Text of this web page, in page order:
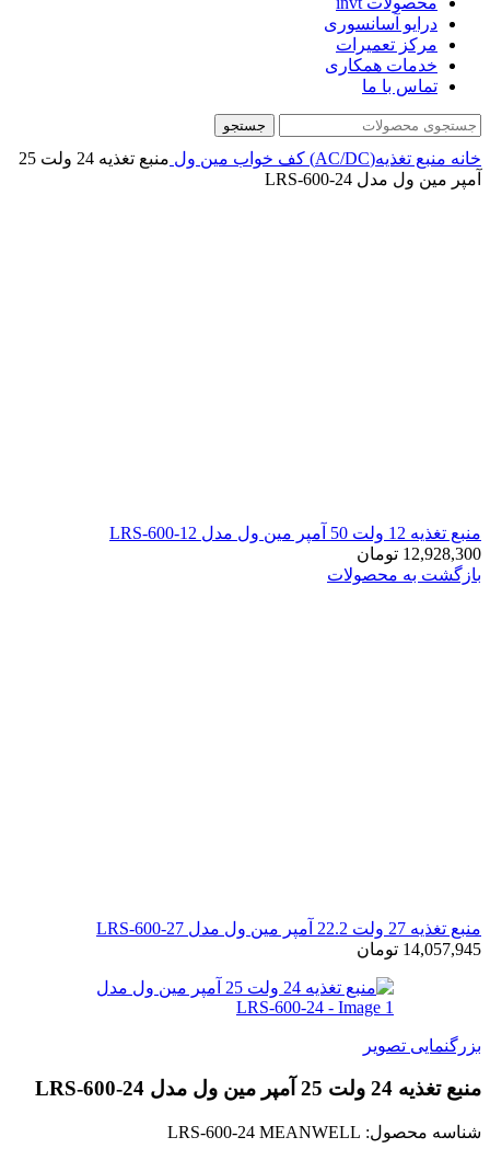
درایو آسانسوری
مرکز تعمیرات
خدمات همکاری
تماس با ما
جستجو
خانه منبع تغذیه(AC/DC) کف خواب مین ول
منبع تغذیه 24 ولت 25
آمپر مین ول مدل LRS-600-24
منبع تغذیه 12 ولت 50 آمپر مین ول مدل LRS-600-12
12,928,300 تومان
بازگشت به محصولات
منبع تغذیه 27 ولت 22.2 آمپر مین ول مدل LRS-600-27
14,057,945 تومان
بزرگنمایی تصویر
منبع تغذیه 24 ولت 25 آمپر مین ول مدل LRS-600-24
شناسه محصول: LRS-600-24 MEANWELL